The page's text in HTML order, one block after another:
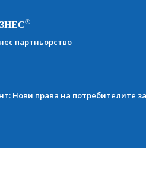
®
партньорство
Нови права на потребителите